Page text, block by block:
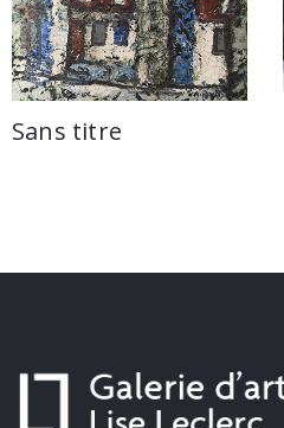
Sans titre